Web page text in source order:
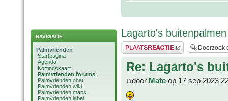
NAVIGATIE
Palmvrienden
Startpagina
Agenda
Kortingskaart
Palmvrienden forums
Palmvrienden chat
Palmvrienden wiki
Palmvrienden maps
Palmvrienden label
Lagarto's
Plaats een reactie
Re: Lagarto's
door Mate op 17 sep 2023